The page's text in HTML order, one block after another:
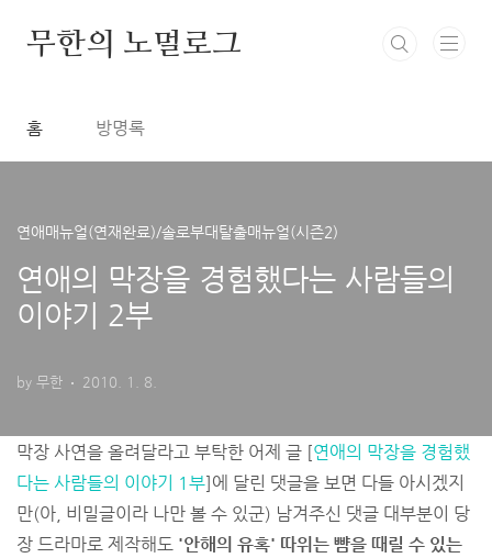
무한의 노멀로그
홈 방명록
연애매뉴얼(연재완료)/솔로부대탈출매뉴얼(시즌2)
연애의 막장을 경험했다는 사람들의
이야기 2부
by 무한 2010. 1. 8.
막장 사연을 올려달라고 부탁한 어제 글 [연애의 막장을 경험했
다는 사람들의 이야기 1부]에 달린 댓글을 보면 다들 아시겠지
만(아, 비밀글이라 나만 볼 수 있군) 남겨주신 댓글 대부분이 당
장 드라마로 제작해도 '안해의 유혹' 따위는 뺨을 때릴 수 있는